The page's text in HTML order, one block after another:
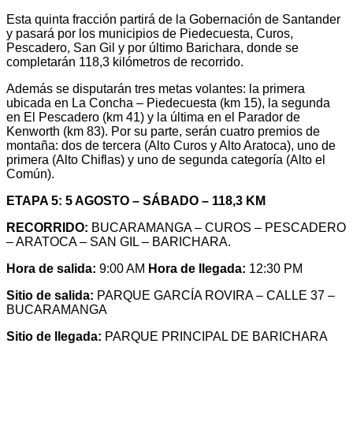
Esta quinta fracción partirá de la Gobernación de Santander
y pasará por los municipios de Piedecuesta, Curos,
Pescadero, San Gil y por último Barichara, donde se
completarán 118,3 kilómetros de recorrido.
Además se disputarán tres metas volantes: la primera
ubicada en La Concha – Piedecuesta (km 15), la segunda
en El Pescadero (km 41) y la última en el Parador de
Kenworth (km 83). Por su parte, serán cuatro premios de
montaña: dos de tercera (Alto Curos y Alto Aratoca), uno de
primera (Alto Chiflas) y uno de segunda categoría (Alto el
Común).
ETAPA 5: 5 AGOSTO – SÁBADO – 118,3 KM
RECORRIDO: BUCARAMANGA – CUROS – PESCADERO
– ARATOCA – SAN GIL – BARICHARA.
Hora de salida: 9:00 AM Hora de llegada: 12:30 PM
Sitio de salida: PARQUE GARCÍA ROVIRA – CALLE 37 –
BUCARAMANGA
Sitio de llegada: PARQUE PRINCIPAL DE BARICHARA